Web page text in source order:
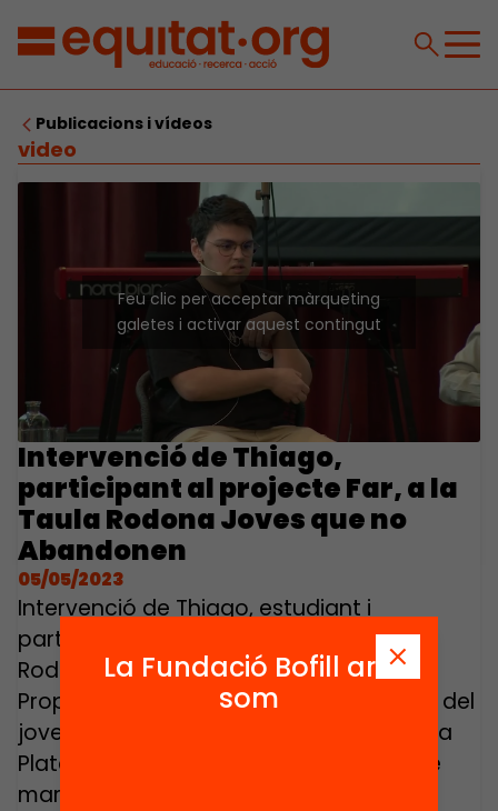
Publicacions i vídeos
video
Feu clic per acceptar màrqueting
galetes i activar aquest contingut
Intervenció de Thiago,
participant al projecte Far, a la
Taula Rodona Joves que no
Abandonen
05/05/2023
Intervenció de Thiago, estudiant i
participant al projecte Far, a la Taula
Rodona Joves que no Abandonen.
Propostes i solucions des de la vivència del
joves, de la jornada de presentació de la
Plataforma Zero Abandonament el 7 de
març de 2023.
La Fundació Bofill ara
som